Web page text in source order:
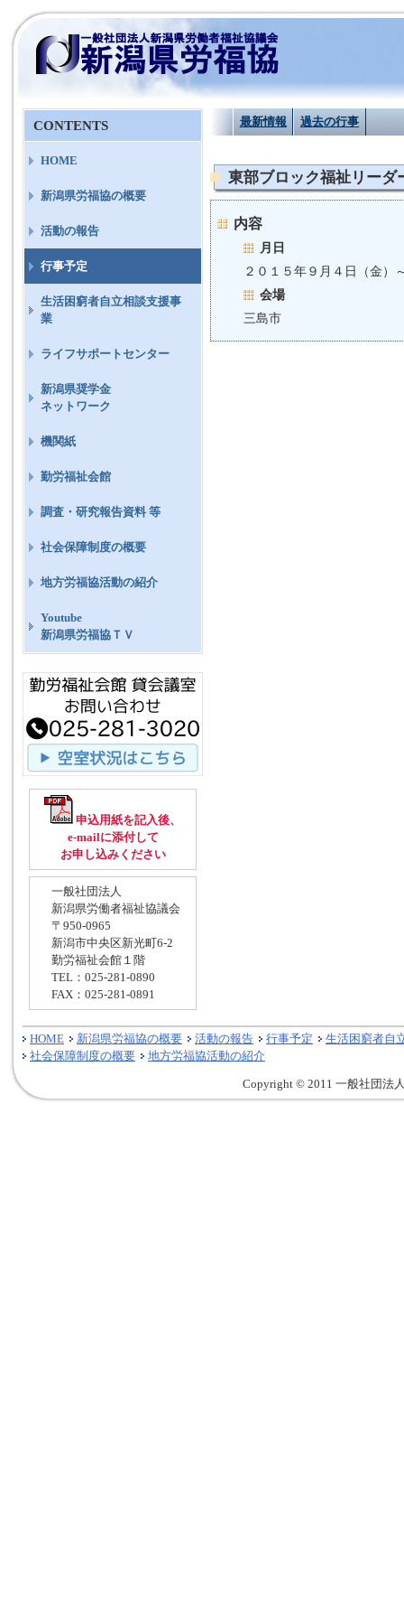
最新情報 過去の行事
東部ブロック福祉リーダ
内容
月日
２０１５年９月４日（金）
会場
三島市
CONTENTS
HOME
新潟県労福協の概要
活動の報告
行事予定
生活困窮者自立相談支援事
業
ライフサポートセンター
新潟県奨学金
ネットワーク
機関紙
勤労福祉会館
調査・研究報告資料 等
社会保障制度の概要
地方労福協活動の紹介
Youtube
新潟県労福協ＴＶ
申込用紙を記入後、
e-mailに添付して
お申し込みください
一般社団法人
新潟県労働者福祉協議会
〒950-0965
新潟市中央区新光町6-2
勤労福祉会館１階
TEL：025-281-0890
FAX：025-281-0891
HOME 新潟県労福協の概要 活動の報告 行事予定
生活困窮者自
社会保障制度の概要
地方労福協活動の紹介
Copyright © 2011 一般社団法